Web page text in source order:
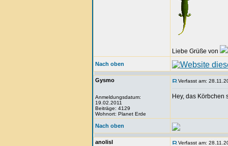
Liebe Grüße von
Nach oben
Gysmo
Anmeldungsdatum:
19.02.2011
Beiträge: 4129
Wohnort: Planet Erde
Verfasst am:
Hey, das
Nach oben
anolisl Verfasst am: